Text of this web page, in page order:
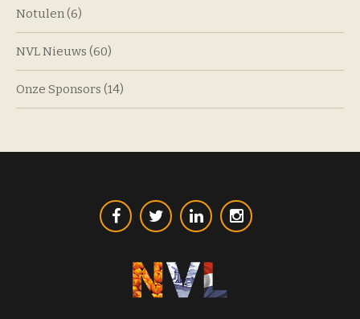
Notulen (6)
NVL Nieuws (60)
Onze Sponsors (14)